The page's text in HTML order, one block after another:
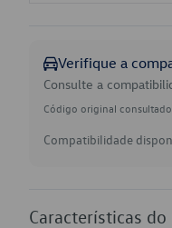
Verifique a
Consulte a
Código original
Compatibilidade
Características